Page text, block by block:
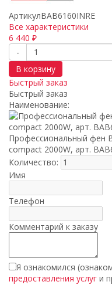
АртикулBAB6160INRE
Все характеристики
6 440 ₽
-
В корзину
Быстрый заказ
Быстрый заказ
Наименование:
Профессиональный фен
compact 2000W, арт.
Количество:
Имя
Телефон
Комментарий к заказу
Я ознакомился
предоставления услуг и